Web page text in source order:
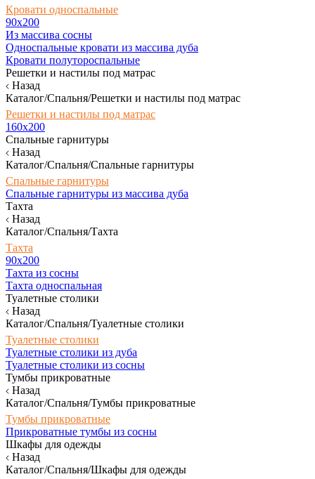
Кровати односпальные
90х200
Из массива сосны
Односпальные кровати из массива дуба
Кровати полутороспальные
Решетки и настилы под матрас
Назад
Каталог/Спальня/Решетки и настилы под матрас
Решетки и настилы под матрас
160х200
Спальные гарнитуры
Назад
Каталог/Спальня/Спальные гарнитуры
Спальные гарнитуры
Спальные гарнитуры из массива дуба
Тахта
Назад
Каталог/Спальня/Тахта
Тахта
90х200
Тахта из сосны
Тахта односпальная
Туалетные столики
Назад
Каталог/Спальня/Туалетные столики
Туалетные столики
Туалетные столики из дуба
Туалетные столики из сосны
Тумбы прикроватные
Назад
Каталог/Спальня/Тумбы прикроватные
Тумбы прикроватные
Прикроватные тумбы из сосны
Шкафы для одежды
Назад
Каталог/Спальня/Шкафы для одежды